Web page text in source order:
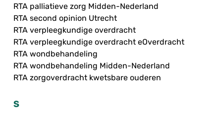
RTA palliatieve zorg Midden-Nederland
RTA second opinion Utrecht
RTA verpleegkundige overdracht
RTA verpleegkundige overdracht eOverdracht
RTA wondbehandeling
RTA wondbehandeling Midden-Nederland
RTA zorgoverdracht kwetsbare ouderen
S